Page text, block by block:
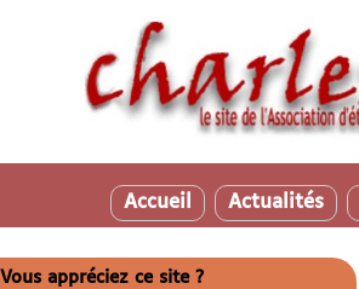
Accueil Actualités
Vous appréciez ce site ?